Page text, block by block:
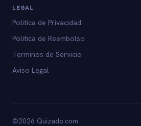
LEGAL
Politica de Privacidad
Politica de Reembolso
Terminos de Servicio
Aviso Legal
©2026 Quizado.com